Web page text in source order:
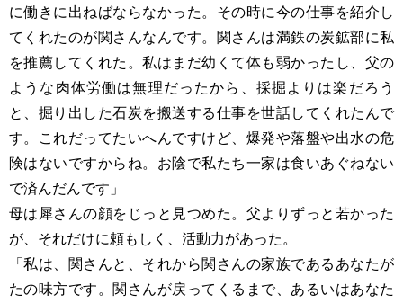
に働きに出ねばならなかった。その時に今の仕事を紹介し
てくれたのが関さんなんです。関さんは満鉄の炭鉱部に私
を推薦してくれた。私はまだ幼くて体も弱かったし、父の
ような肉体労働は無理だったから、採掘よりは楽だろう
と、掘り出した石炭を搬送する仕事を世話してくれたんで
す。これだってたいへんですけど、爆発や落盤や出水の危
険はないですからね。お陰で私たち一家は食いあぐねない
で済んだんです」
母は犀さんの顔をじっと見つめた。父よりずっと若かった
が、それだけに頼もしく、活動力があった。
「私は、関さんと、それから関さんの家族であるあなたが
たの味方です。関さんが戻ってくるまで、あるいはあなた